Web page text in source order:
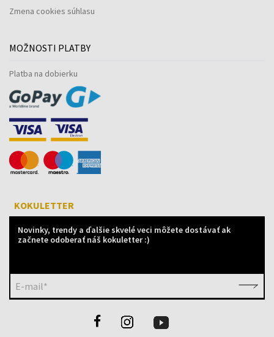
Zmena cookies súhlasu
MOŽNOSTI PLATBY
Platba na dobierku
KOKULETTER
Novinky, trendy a ďalšie skvelé veci môžete dostávať ak
začnete odoberať náš kokuletter :)
E-mail*